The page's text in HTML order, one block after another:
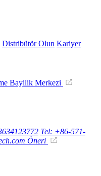
Distribütör Olun Kariyer
Bayilik Merkezi
Tel: +86-571-
Öneri